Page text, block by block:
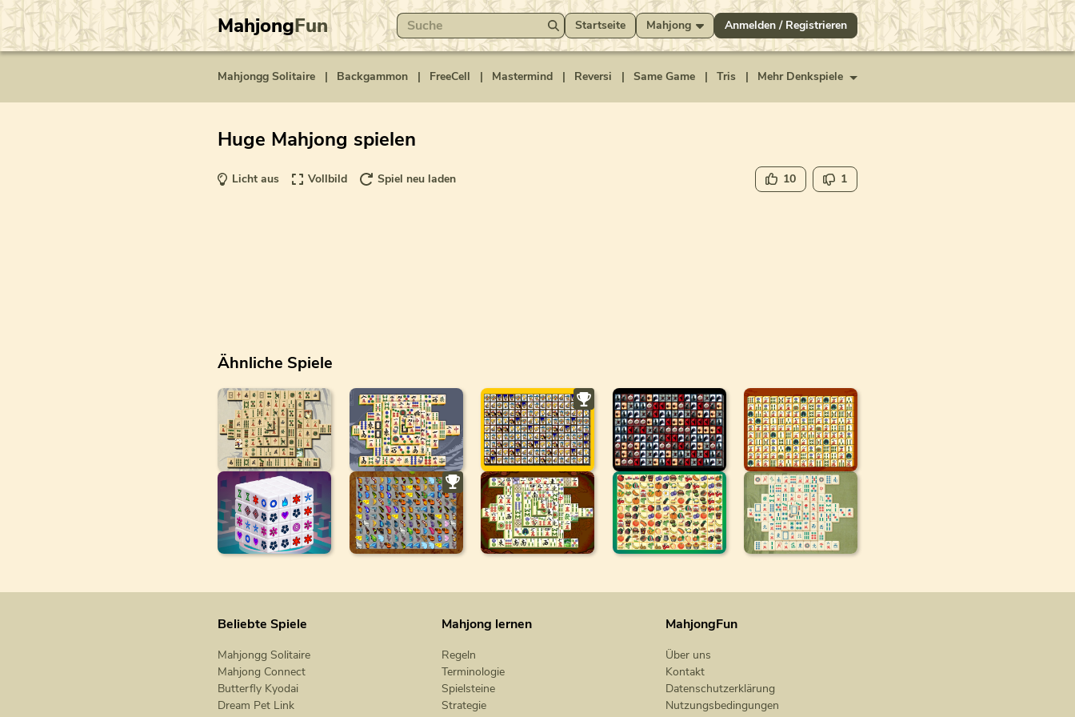
MahjongFun Startseite Mahjong Anmelden / Registrieren
Mahjongg Solitaire | Backgammon | FreeCell | Mastermind | Reversi | Same Game | Tris | Mehr Denkspiele
Huge Mahjong spielen
Licht aus Vollbild Spiel neu laden 10 1
Ähnliche Spiele
Beliebte Spiele
Mahjongg Solitaire
Mahjong Connect
Butterfly Kyodai
Dream Pet Link
Mahjong lernen
Regeln
Terminologie
Spielsteine
Strategie
MahjongFun
Über uns
Kontakt
Datenschutzerklärung
Nutzungsbedingungen